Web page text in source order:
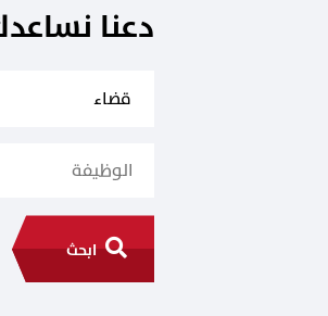
دعنا
ابحث